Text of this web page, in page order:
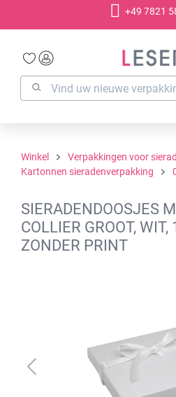
+49 7821
Winkel
Verpakkingen voor
Kartonnen sieradenverpakking
SIERADENDOOSJES
COLLIER GROOT,
ZONDER PRINT